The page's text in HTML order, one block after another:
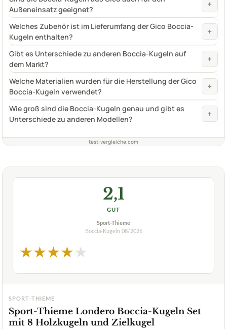
Außeneinsatz geeignet?
+
Welches Zubehör ist im Lieferumfang der Gico Boccia-
Kugeln enthalten?
+
Gibt es Unterschiede zu anderen Boccia-Kugeln auf
dem Markt?
+
Welche Materialien wurden für die Herstellung der Gico
Boccia-Kugeln verwendet?
+
Wie groß sind die Boccia-Kugeln genau und gibt es
Unterschiede zu anderen Modellen?
+
test-vergleiche.com
2,1
GUT
Sport-Thieme
Boccia-Kugeln 08/2026
★★★★★
SPORT-THIEME
Sport-Thieme Londero Boccia-Kugeln Set
mit 8 Holzkugeln und Zielkugel